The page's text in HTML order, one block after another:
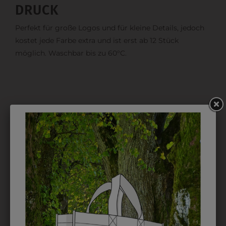
DRUCK
Perfekt für große Logos und für kleine Details, jedoch
kostet jede Farbe extra und ist erst ab 12 Stück
möglich. Waschbar bis zu 60°C.
DAS KÖNNTE IHNEN
AUCH GEFALLEN